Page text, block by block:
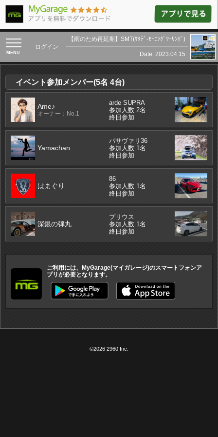
toggle
navigationログイン
【雨のため再延期】SMT(ｻﾀﾃﾞ-ﾓｰﾆﾝｸﾞﾂｰﾘﾝｸﾞ)
Date: 2023.04.15
イベント参加メンバー(5名 4台)
Ame♪
オーナー：No.1
arde SUPRA
参加人数 2名
終日参加
Yamachan
パサヴァリ36
参加人数 1名
終日参加
はまぐり
86
参加人数 1名
終日参加
深銀の弾丸
プリウス
参加人数 1名
終日参加
ご利用には、MyGarage(マイガレージ)のスマートフォンア
プリが必要となります。
©2026 2960 Inc.